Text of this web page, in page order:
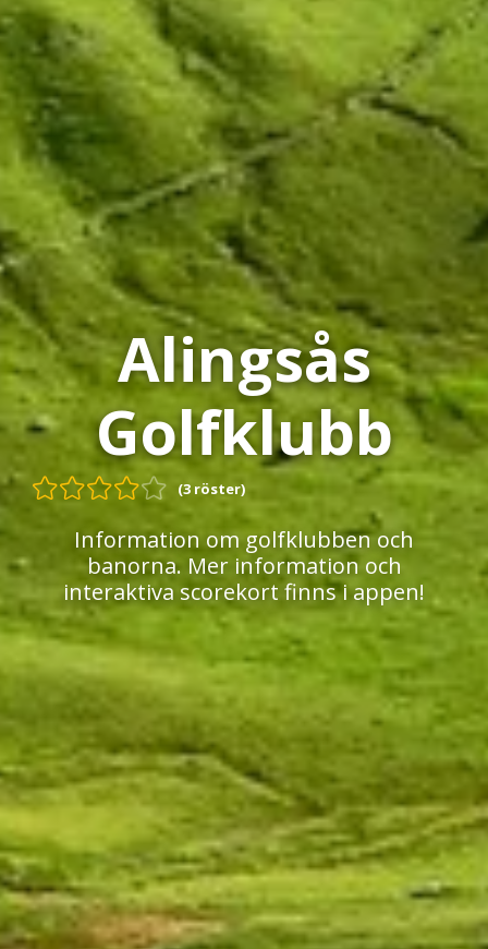
Alingsås
Golfklubb
(3 röster)
Information om golfklubben och
banorna. Mer information och
interaktiva scorekort finns i appen!